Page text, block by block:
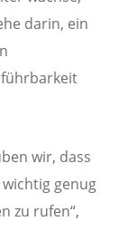
darin, ein
wir, dass
genug
zu rufen“,